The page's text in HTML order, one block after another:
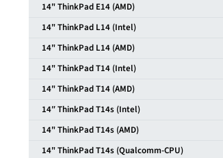
14" ThinkPad E14 (AMD)
14" ThinkPad L14 (Intel)
14" ThinkPad L14 (AMD)
14" ThinkPad T14 (Intel)
14" ThinkPad T14 (AMD)
14″ ThinkPad T14s (Intel)
14" ThinkPad T14s (AMD)
14" ThinkPad T14s (Qualcomm-CPU)